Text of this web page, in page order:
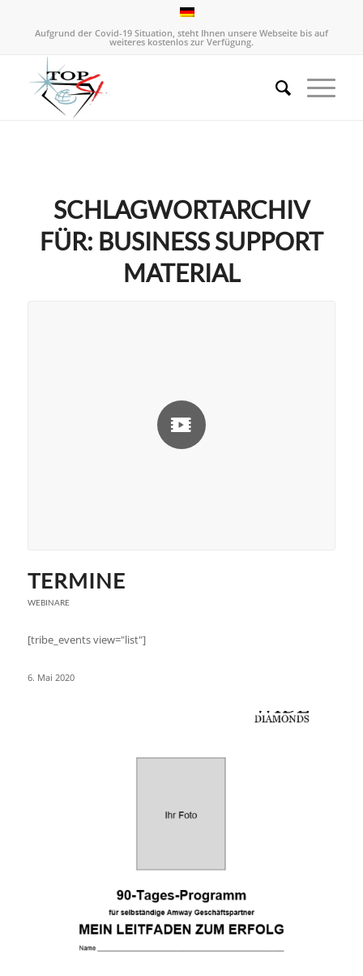
Aufgrund der Covid-19 Situation, steht Ihnen unsere Webseite bis auf
weiteres kostenlos zur Verfügung.
SCHLAGWORTARCHIV
FÜR: BUSINESS SUPPORT
MATERIAL
TERMINE
WEBINARE
[tribe_events view="list"]
6. Mai 2020